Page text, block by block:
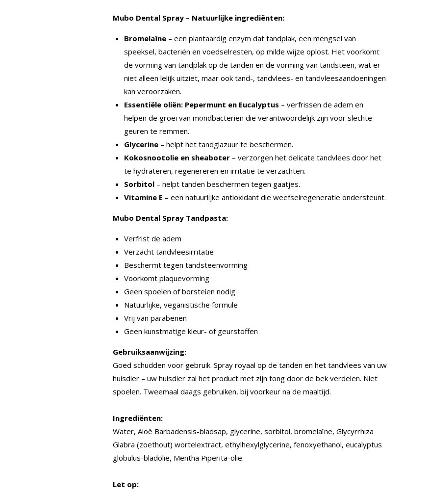
Mubo Dental Spray – Natuurlijke ingrediënten:
Bromelaïne – een plantaardig enzym dat tandplak, een mengsel van
speeksel, bacteriën en voedselresten, op milde wijze oplost. Het voorkomt
de vorming van tandplak op de tanden en de vorming van tandsteen, wat er
niet alleen lelijk uitziet, maar ook tand-, tandvlees- en tandvleesaandoeningen
kan veroorzaken.
Essentiële oliën: Pepermunt en Eucalyptus – verfrissen de adem en
helpen de groei van mondbacteriën die verantwoordelijk zijn voor slechte
geuren te remmen.
Glycerine – helpt het tandglazuur te beschermen.
Kokosnootolie en sheaboter – verzorgen het delicate tandvlees door het
te hydrateren, regenereren en irritatie te verzachten.
Sorbitol – helpt tanden beschermen tegen gaatjes.
Vitamine E – een natuurlijke antioxidant die weefselregeneratie ondersteunt.
Mubo Dental Spray Tandpasta:
Verfrist de adem
Verzacht tandvleesirritatie
Beschermt tegen tandsteenvorming
Voorkomt plaquevorming
Geen spoelen of borstelen nodig
Natuurlijke, veganistische formule
Vrij van parabenen
Geen kunstmatige kleur- of geurstoffen
Gebruiksaanwijzing:
Goed schudden voor gebruik. Spray royaal op de tanden en het tandvlees van uw
huisdier – uw huisdier zal het product met zijn tong door de bek verdelen. Niet
spoelen. Tweemaal daags gebruiken, bij voorkeur na de maaltijd.
Ingrediënten:
Water, Aloë Barbadensis-bladsap, glycerine, sorbitol, bromelaïne, Glycyrrhiza
Glabra (zoethout) wortelextract, ethylhexylglycerine, fenoxyethanol, eucalyptus
globulus-bladolie, Mentha Piperita-olie.
Let op: